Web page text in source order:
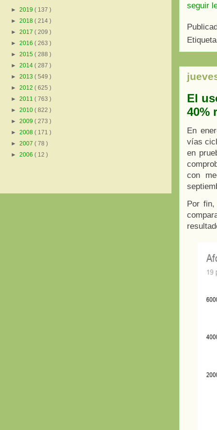
seguir
El
40%
En
vías
en
con
Por fin,
► 2019 ( 137 )
► 2018 ( 214 )
► 2017 ( 209 )
► 2016 ( 263 )
► 2015 ( 288 )
► 2014 ( 287 )
► 2013 ( 549 )
► 2012 ( 625 )
► 2011 ( 763 )
► 2010 ( 822 )
► 2009 ( 273 )
► 2008 ( 171 )
► 2007 ( 78 )
► 2006 ( 12 )